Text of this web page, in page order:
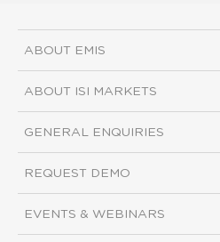
ABOUT EMIS
ABOUT ISI MARKETS
GENERAL ENQUIRIES
REQUEST DEMO
EVENTS & WEBINARS